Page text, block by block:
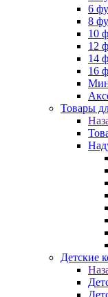
6
8
10
12
14
16
Товары
Детские